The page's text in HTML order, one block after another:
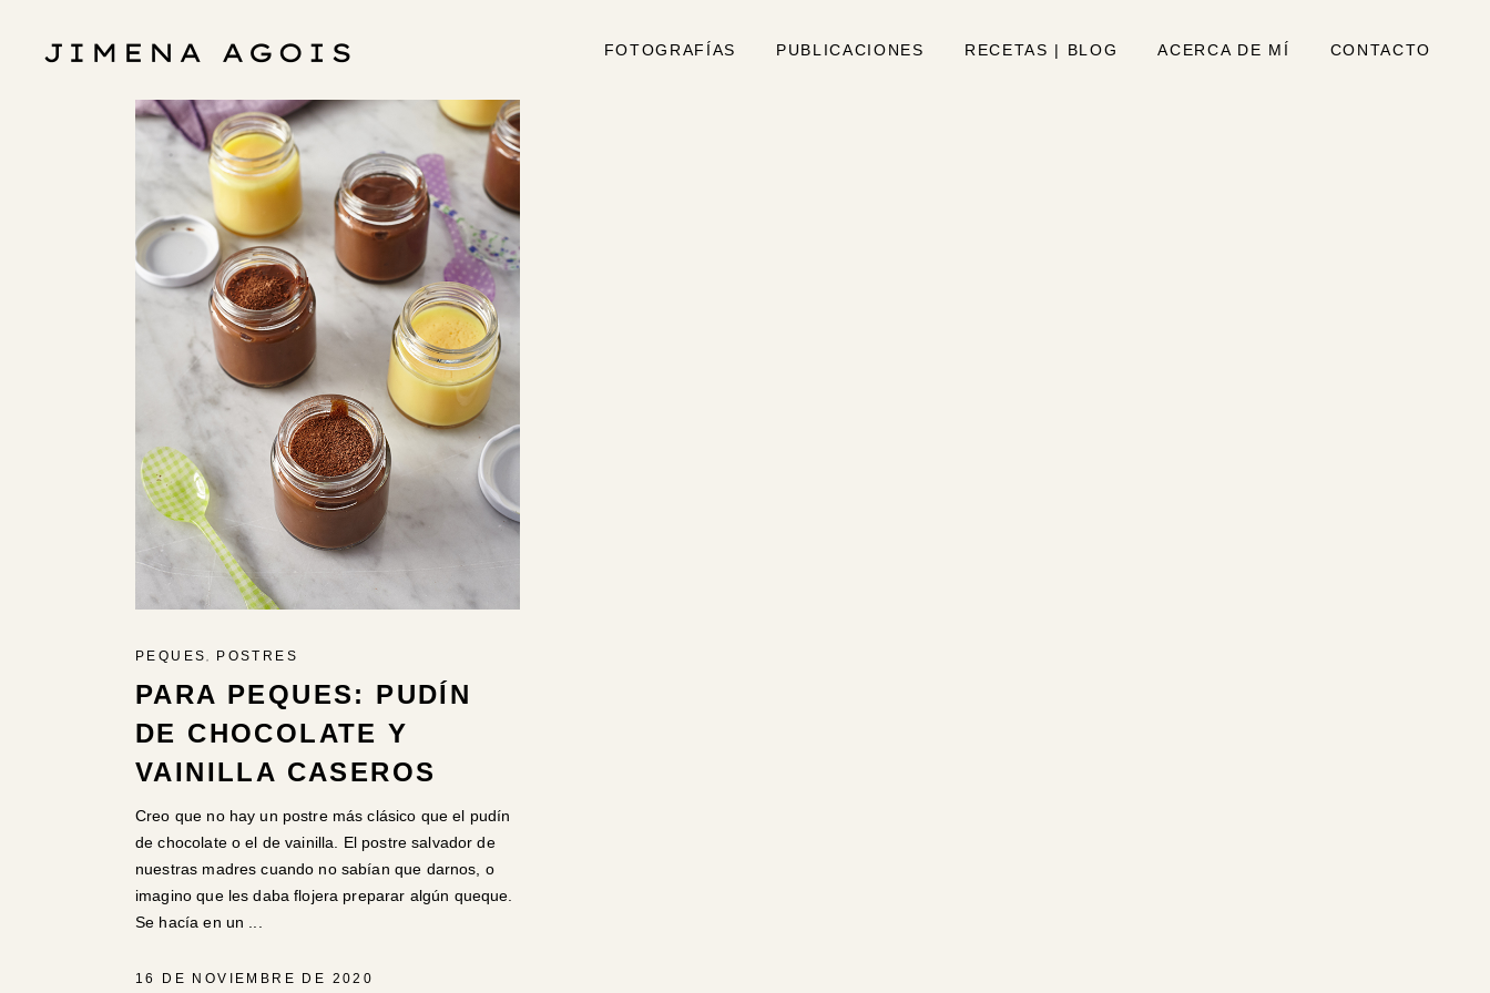
FOTOGRAFÍAS PUBLICACIONES RECETAS | BLOG ACERCA DE MÍ CONTACTO
PEQUES POSTRES
PARA PEQUES: PUDÍN
DE CHOCOLATE Y
VAINILLA CASEROS
Creo que no hay un postre más clásico que el pudín
de chocolate o el de vainilla. El postre salvador de
nuestras madres cuando no sabían que darnos, o
imagino que les daba flojera preparar algún queque.
Se hacía en un
16 DE NOVIEMBRE DE 2020